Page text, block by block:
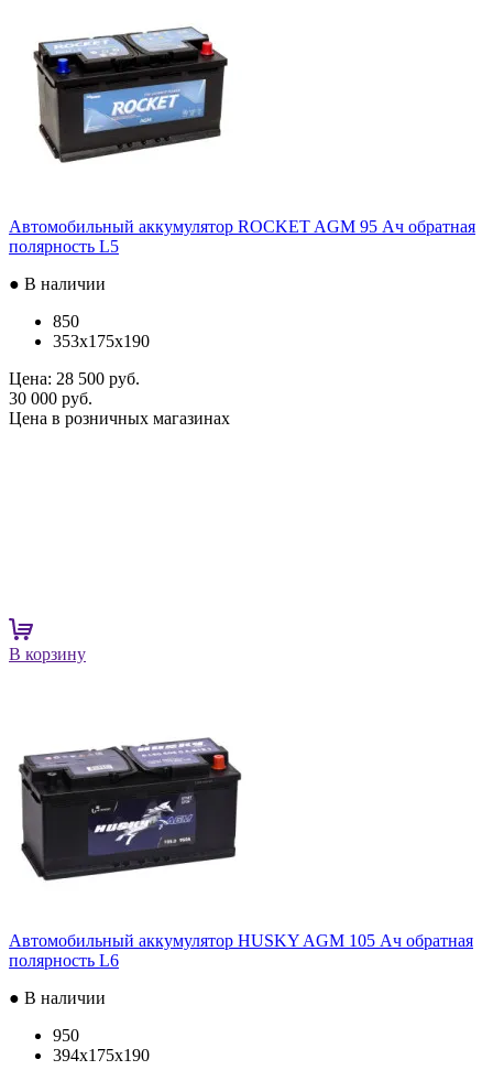
Автомобильный аккумулятор ROCKET AGM 95 Ач обратная
полярность L5
● В наличии
850
353x175x190
Цена: 28 500 руб.
30 000 руб.
Цена в розничных магазинах
В корзину
Автомобильный аккумулятор HUSKY AGM 105 Ач обратная
полярность L6
● В наличии
950
394x175x190